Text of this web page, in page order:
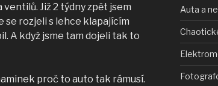
Již 2 týdny zpět jsem
se rozjeli s lehce klapajícím
A když jsme tam dojeli tak to
proč to auto tak rámusí.
Auta a